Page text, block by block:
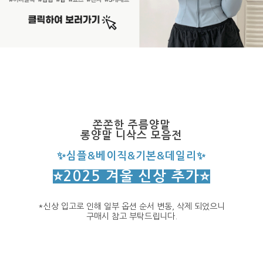
쫀쫀한 주름양말
롱양말 니삭스 모음전
✨심플&베이직&기본&데일리 ✨
⭐2025 겨울 신상 추가⭐
*신상 입고로 인해 일부 옵션 순서 변동, 삭제 되었으니
구매시 참고 부탁드립니다.